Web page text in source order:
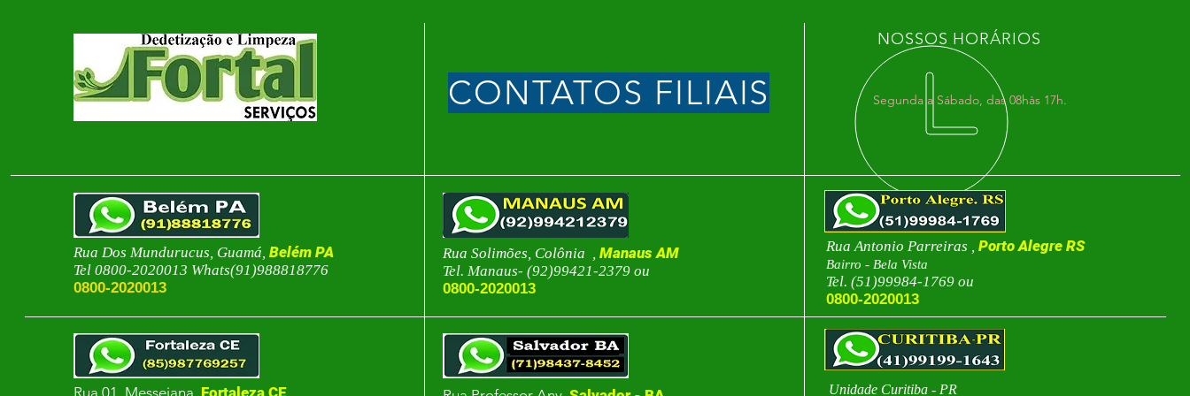
CONTATOS FILIAIS
Rua Dos Mundurucus, Guamá, Belém PA
Tel 0800-2020013 Whats(91)988818776
0800-2020013
Rua Solimões, Colônia , Manaus AM
Tel. Manaus- (92)99421-2379 ou
0800-2020013
Rua 01 Messejana, Fortaleza CE
NOSSOS HORÁRIOS
Segunda a Sábado, das 08hàs 17h.
Rua Antonio Parreiras , Porto Alegre RS
Bairro - Bela Vista
Tel. (51)99984-1769 ou
0800-2020013
Unidade Curitiba - PR